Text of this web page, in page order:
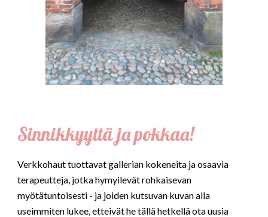
Sinnikkyyttä ja pokkaa!
Verkkohaut tuottavat gallerian kokeneita ja osaavia
terapeutteja, jotka hymyilevät rohkaisevan
myötätuntoisesti - ja joiden kutsuvan kuvan alla
useimmiten lukee, etteivät he tällä hetkellä ota uusia